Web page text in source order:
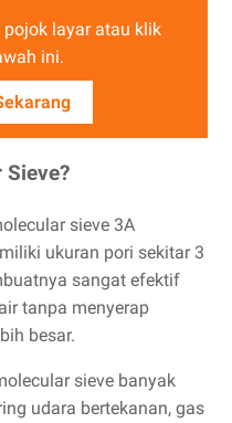
layar atau klik
ini.
sieve 3A
ukuran pori sekitar 3
sangat efektif
tanpa menyerap
besar.
sieve banyak
udara bertekanan, gas